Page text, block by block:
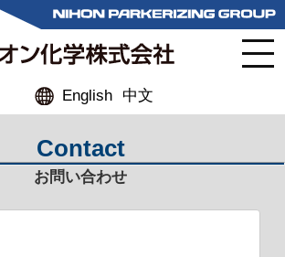
English 中文
Contact
お問い合わせ